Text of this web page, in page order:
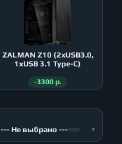
ZALMAN Z10 (2xUSB3.0,
1xUSB 3.1 Type-C)
-3300 р.
--- Не выбрано --- ▾